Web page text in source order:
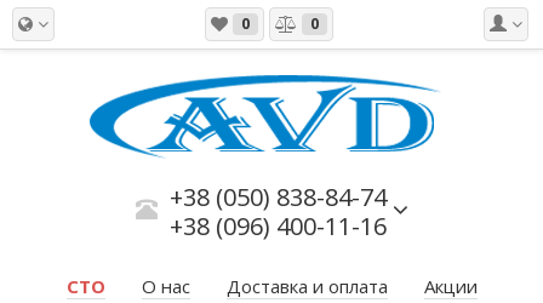
0 0
+38 (050) 838-84-74
+38 (096) 400-11-16
СТО О нас Доставка и оплата
Акции